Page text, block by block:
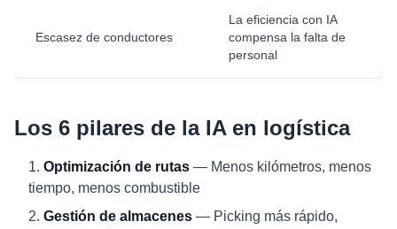
Escasez de conductores
La eficiencia con IA
compensa la falta de
personal
Los 6 pilares de la IA en logística
Optimización de rutas — Menos kilómetros, menos
tiempo, menos combustible
Gestión de almacenes — Picking más rápido,